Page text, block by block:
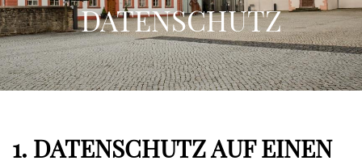
DATENSCHUTZ
1. DATENSCHUTZ AUF EINEN